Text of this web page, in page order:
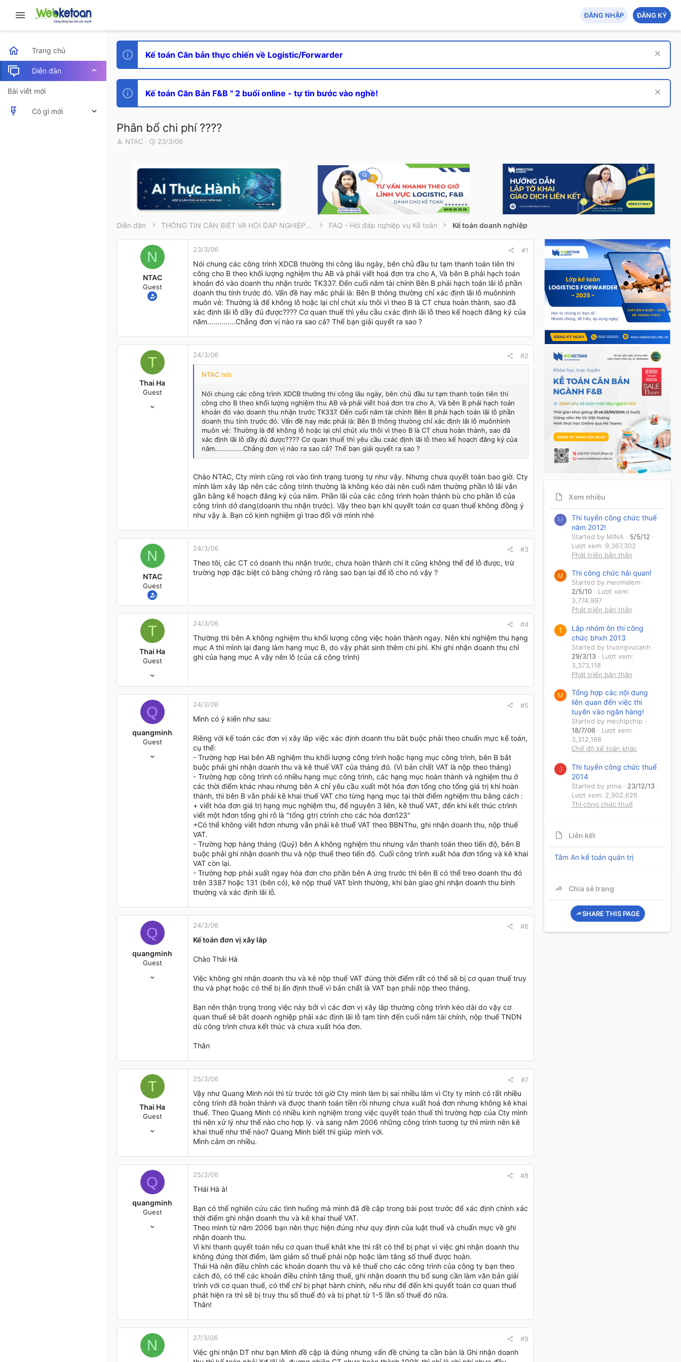
ĐĂNG NHẬP ĐĂNG KÝ
Trang chủ
Diễn đàn
Bài viết mới
Có gì mới
Kế toán Căn bản thực chiến về Logistic/Forwarder
Kế toán Căn Bản F&B " 2 buổi online - tự tin bước vào nghề!
Phân bổ chi phí ????
T
r
e
NTAC
N
y
g
ử
23/3/06
Diễn đàn THÔNG TIN CẦN BIẾT VÀ HỎI ĐÁP NGHIỆP VỤ FAQ - Hỏi đáp nghiệp vụ Kế toán Kế toán doanh nghiệp
N
NTAC
Guest
23/3/06 #1
Nói chung các công trình XDCB thường thi công lâu ngày, bên chủ đầu tư tạm thanh toán tiên thi
công cho B theo khối lượng nghiệm thu AB và phải viết hoá đơn tra cho A, Và bên B phải hạch toán
khoản đó vào doanh thu nhận trước TK337. Đến cuối năm tài chính Bên B phải hạch toán lãi lỗ phần
doanh thu tính trước đó. Vấn đề hay mắc phải là: Bên B thông thường chỉ xác định lãi lỗ muônhình
muôn vẻ: Thường là để không lỗ hoặc lại chỉ chút xíu thôi vì theo B là CT chưa hoàn thành, sao đã
xác định lãi lỗ dầy đủ được???? Cơ quan thuế thì yêu cầu cxác định lãi lỗ theo kế hoạch đăng ký của
năm..............Chẳng đơn vị nào ra sao cả? Thế bạn giải quyết ra sao ?
T
Thai Ha
Guest
24/3/06 #2
NTAC nói:
Nói chung các công trình XDCB thường thi công lâu ngày, bên chủ đầu tư tạm thanh toán tiên thi
công cho B theo khối lượng nghiệm thu AB và phải viết hoá đơn tra cho A, Và bên B phải hạch toán
khoản đó vào doanh thu nhận trước TK337. Đến cuối năm tài chính Bên B phải hạch toán lãi lỗ phần
doanh thu tính trước đó. Vấn đề hay mắc phải là: Bên B thông thường chỉ xác định lãi lỗ muônhình
muôn vẻ: Thường là để không lỗ hoặc lại chỉ chút xíu thôi vì theo B là CT chưa hoàn thành, sao đã
xác định lãi lỗ dầy đủ được???? Cơ quan thuế thì yêu cầu cxác định lãi lỗ theo kế hoạch đăng ký của
năm..............Chẳng đơn vị nào ra sao cả? Thế bạn giải quyết ra sao ?
Chào NTAC, Cty mình cũng rơi vào tình trạng tương tự như vậy. Nhưng chưa quyết toán bao giờ. Cty
mình làm xây lắp nên các công trình thường là không kéo dài nên cuối năm thường phần lỗ lãi vẫn
gần bằng kế hoạch đăng ký của năm. Phần lãi của các công trình hoàn thành bù cho phần lỗ của
công trình dở dang(doanh thu nhận trước). Vậy theo bạn khi quyết toán cơ quan thuế không đồng ý
như vậy à. Bạn có kinh nghiệm gì trao đổi với mình nhé
N
NTAC
Guest
24/3/06 #3
Theo tôi, các CT có doanh thu nhận trước, chưa hoàn thành chí ít cũng không thể để lỗ được, trừ
trường hợp đặc biệt có bằng chứng rõ ràng sao bạn lại để lỗ cho nó vậy ?
T
Thai Ha
Guest
0
24/3/06 #4
Thường thì bên A không nghiệm thu khối lượng công việc hoàn thành ngay. Nên khi nghiệm thu hạng
mục A thì mình lại đang làm hạng mục B, do vậy phát sinh thêm chi phí. Khi ghi nhận doanh thu chỉ
ghi của hạng mục A vậy nên lỗ (của cả công trình)
Q
quangminh
Guest
24/3/06 #5
Mình có ý kiến như sau:
Riêng với kế toán các đơn vị xây lắp việc xác định doanh thu bắt buộc phải theo chuẩn mực kế toán,
cụ thể:
- Trường hợp Hai bên AB nghiệm thu khối lượng công trình hoặc hạng mục công trình, bên B bắt
buộc phải ghi nhận doanh thu và kê thuế VAT của tháng đó. (Vì bản chất VAT là nộp theo tháng)
- Trường hợp công trình có nhiều hạng mục công trình, các hạng mục hoàn thành và nghiệm thu ở
các thời điểm khác nhau nhưng bên A chỉ yêu cầu xuất một hóa đơn tổng cho tổng giá trị khi hoàn
thành, thì bên B vẫn phải kê khai thuế VAT cho từng hạng mục tại thời điểm nghiệm thu bằng cách :
+ viết hóa đơn giá trị hạng mục nghiệm thu, để nguyên 3 liên, kê thuế VAT, đến khi kết thúc ctrình
viết một hđơn tổng ghi rõ là "tổng gtrị ctrình cho các hóa đơn123"
+Có thể không viết hđơn nhưng vẫn phải kê thuế VAT theo BBNThu, ghi nhận doanh thu, nộp thuế
VAT.
- Trường hợp hàng tháng (Quý) bên A không nghiệm thu nhưng vẫn thanh toán theo tiến độ, bên B
buộc phải ghi nhận doanh thu và nộp thuế theo tiến độ. Cuối công trình xuất hóa đơn tổng và kê khai
VAT còn lại.
- Trường hợp phải xuất ngay hóa đơn cho phần bên A ứng trước thì bên B có thể treo doanh thu đó
trên 3387 hoặc 131 (bên có), kê nộp thuế VAT bình thường, khi bàn giao ghi nhận doanh thu bình
thường và xác định lãi lỗ.
Q
quangminh
Guest
24/3/06 #6
Kế toán đơn vị xây lắp
Chào Thái Hà
Việc không ghi nhận doanh thu và kê nộp thuế VAT đúng thời điểm rất có thể sẽ bị cơ quan thuế truy
thu và phạt hoặc có thể bị ấn định thuế vì bản chất là VAT bạn phải nộp theo tháng.
Bạn nên thận trọng trong việc này bởi vì các đơn vị xây lắp thường công trình kéo dài do vậy cơ
quan thuế sẽ bắt doanh nghiệp phải xác định lãi lỗ tạm tính đến cuối năm tài chính, nộp thuế TNDN
dù công trình chưa kết thúc và chưa xuất hóa đơn.
Thân
T
Thai Ha
Guest
25/3/06 #7
Vậy như Quang Minh nói thì từ trước tới giờ Cty mình làm bị sai nhiều lắm vì Cty ty mình có rất nhiều
công trình đã hoàn thành và được thanh toán tiền rồi nhưng chưa xuất hoá đơn nhưng không kê khai
thuế. Theo Quang Minh có nhiều kinh nghiệm trong việc quyết toán thuế thì trường hợp của Cty mình
thì nên xử lý như thế nào cho hợp lý. và sang năm 2006 những công trình tương tự thì mình nên kê
khai thuế như thế nào? Quang Minh biết thì giúp mình với.
Mình cảm ơn nhiều.
Q
quangminh
Guest
25/3/06 #8
THái Hà à!
Bạn có thể nghiên cứu các tình huống mà mình đã đề cập trong bài post trước để xác định chính xác
thời điểm ghi nhận doanh thu và kê khai thuế VAT.
Theo mình từ năm 2006 bạn nên thực hiện đúng như quy định của luật thuế và chuẩn mực về ghi
nhận doanh thu.
Vì khi thanh quyết toán nếu cơ quan thuế khắt khe thì rất có thể bị phạt vì việc ghi nhận doanh thu
không đúng thời điểm, làm giảm số thuế phải nộp hoặc làm tăng số thuế được hoàn.
Thái Hà nên điều chỉnh các khoản doanh thu và kê thuế cho các công trình của công ty bạn theo
cách đó, có thể các khoản điều chỉnh tăng thuế, ghi nhận doanh thu bổ sung cần làm văn bản giải
trình với cơ quan thuế, có thể chỉ bị phạt hành chính, nếu như để đến khi quyết toán cơ quan thuế
phát hiện ra thì sẽ bị truy thu số thuế đó và bị phạt từ 1-5 lần số thuế đó nữa.
Thân!
N 27/3/06 #9
Việc ghi nhận DT như bạn Minh đề cập là đúng nhưng vấn đề chúng ta cần bàn là Ghi nhận doanh
Xem nhiều
M
Thi tuyển công chức thuế
năm 2012!
Started by MINA
5/5/12
Lượt xem: 9,367,302
Phát triển bản thân
M Thi công chức hải quan!
Started by meomalem
2/5/10
Lượt xem:
3,774,997
Phát triển bản thân
T
Lập nhóm ôn thi công
chức bhxh 2013
Started by truongvucanh
29/3/13
Lượt xem:
3,373,118
Phát triển bản thân
M
Tổng hợp các nội dung
liên quan đến việc thi
tuyển vào ngân hàng!
Started by mechipchip
18/7/06
Lượt xem:
3,312,198
Chế độ kế toán khác
J
Thi tuyển công chức thuế
2014
Started by jinna
23/12/13
Lượt xem: 2,902,626
Thi công chức thuế
Liên kết
Tâm An kế toán quản trị
Chia sẻ trang
SHARE THIS PAGE